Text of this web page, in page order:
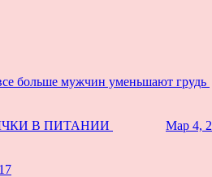
больше мужчин уменьшают грудь
В ПИТАНИИ Мар 4,